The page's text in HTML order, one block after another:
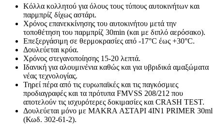
Κόλλα κολλητού για όλους τους τύπους αυτοκινήτων και
παρμπρίζ δίχως αστάρι.
Χρόνος επανεκκίνησης του αυτοκινήτου μετά την
τοποθέτηση του παρμπρίζ 30min (και με διπλό αερόσακο).
Επεξεργάσιμη σε θερμοκρασίες από -17°C έως +30°C.
Δουλεύεται κρύα.
Χρόνος στεγανοποίησης 15-20 λεπτά.
Ιδανική για αλουμινένια καθώς και για υβριδικά αμαξώματα
νέας τεχνολογίας.
Τηρεί πέρα από τις ευρωπαϊκές και τις παγκόσμιες
προδιαγραφές και τα πρότυπα FMVSS 208/212 που
αποτελούν τις ισχυρότερες δοκιμασίες και CRASH TEST.
Δουλεύεται μόνο με MAKRA ΑΣΤΑΡΙ 4IN1 PRIMER 30ml
(Κωδ. 302-61-2).